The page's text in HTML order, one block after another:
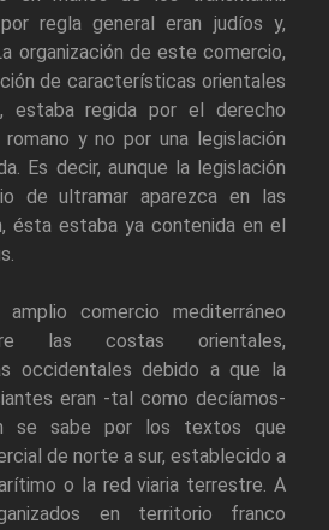
regla general eran judíos y,
organización de este comercio,
de características orientales
estaba regida por el derecho
y no por una legislación
Es decir, aunque la legislación
de ultramar aparezca en las
ésta estaba ya contenida en el
comercio mediterráneo
las costas orientales,
occidentales debido a que la
eran -tal como decíamos-
se sabe por los textos que
de norte a sur, establecido a
o la red viaria terrestre. A
en territorio franco